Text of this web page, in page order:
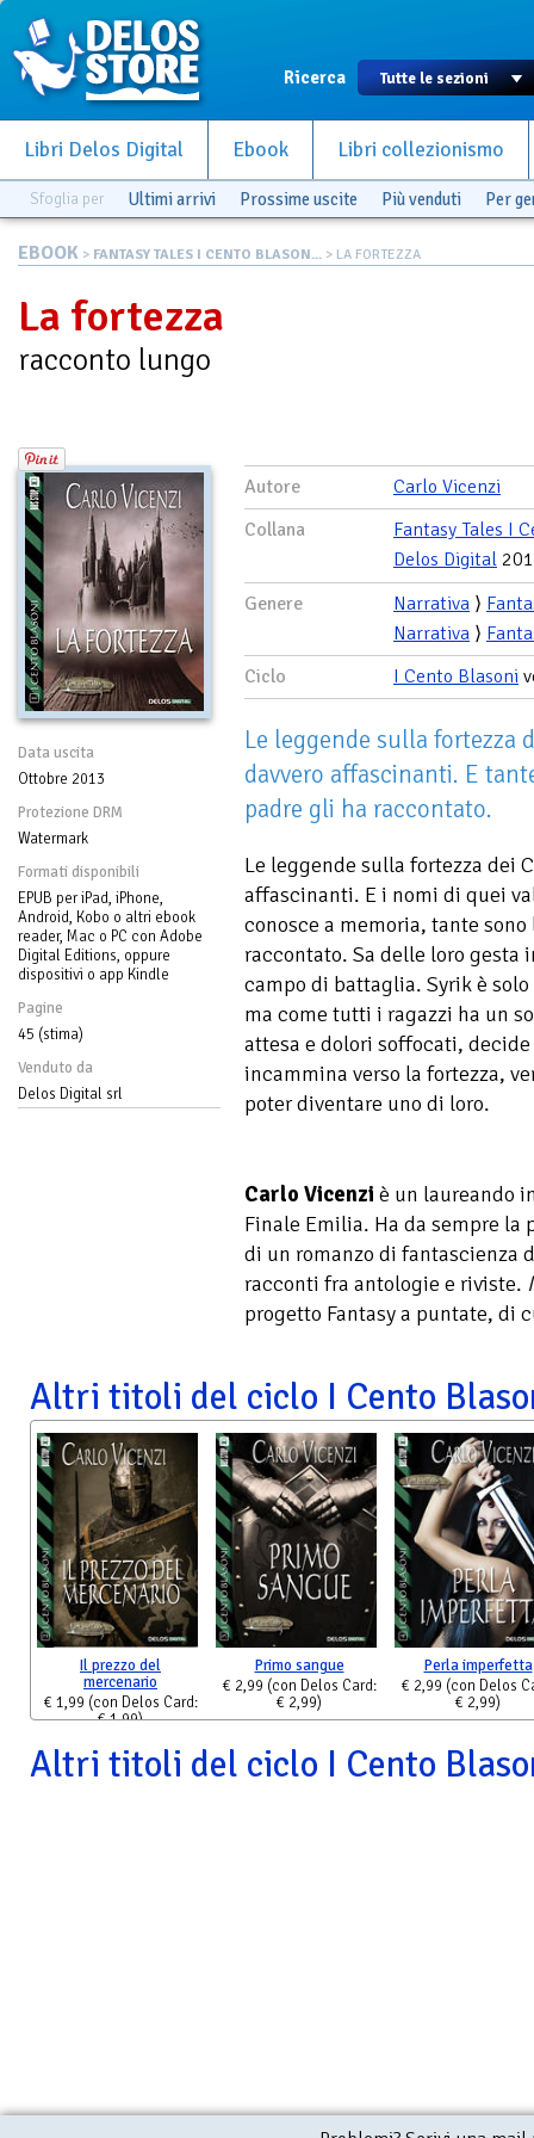
Ricerca
Libri Delos Digital Ebook Libri collezionismo
Sfoglia per Ultimi arrivi Prossime uscite Più venduti Per
EBOOK > FANTASY TALES I CENTO BLASON... > LA FORTEZZA
La fortezza
racconto lungo
Data uscita
Ottobre 2013
Protezione DRM
Watermark
Formati disponibili
EPUB per iPad, iPhone,
Android, Kobo o altri ebook
reader, Mac o PC con Adobe
Digital Editions, oppure
dispositivi o app Kindle
Pagine
45 (stima)
Venduto da
Delos Digital srl
Autore
Carlo Vicenzi
Collana
Fantasy Tales I
Delos Digital
Genere
Narrativa ⟩
Narrativa ⟩
Ciclo
I Cento Blasoni
Le leggende sulla fortezza
davvero affascinanti. E
padre gli ha raccontato.
Le leggende sulla fortezza dei
affascinanti. E i nomi di quei
conosce a memoria, tante
raccontato. Sa delle loro
campo di battaglia. Syrik è
ma come tutti i ragazzi ha un
attesa e dolori soffocati,
incammina verso la fortezza,
poter diventare uno di loro.
Carlo Vicenzi è un laureando
Finale Emilia. Ha da sempre la
di un romanzo di fantascienza
racconti fra antologie e riviste.
progetto Fantasy a puntate, di
Altri titoli del ciclo I Cento
Il prezzo del
mercenario
€ 1,99 (con Delos Card:
€ 1,99)
Primo sangue
€ 2,99 (con Delos Card:
€ 2,99)
Perla imperfetta
€ 2,99 (con Delos
€ 2,99)
Altri titoli del ciclo I Cento